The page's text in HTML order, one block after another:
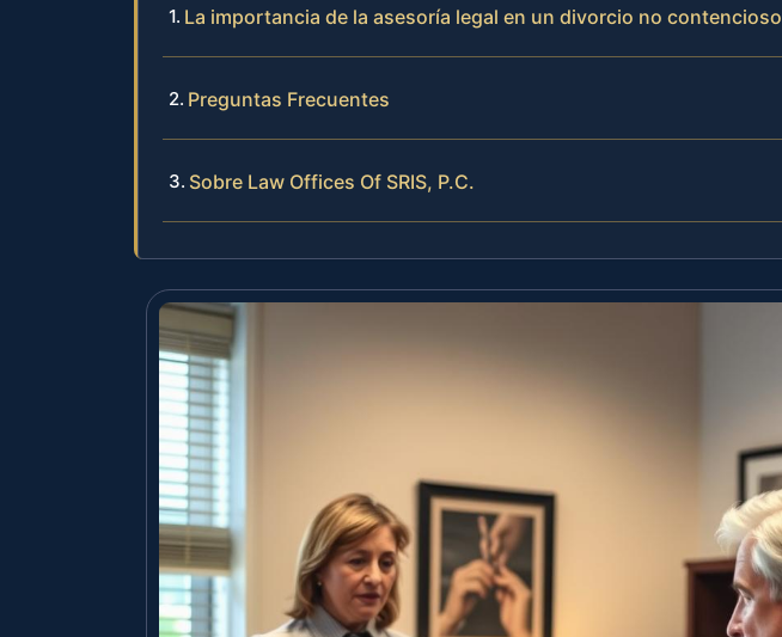
La importancia de la asesoría legal en un divorcio no contencioso
Preguntas Frecuentes
Sobre Law Offices Of SRIS, P.C.